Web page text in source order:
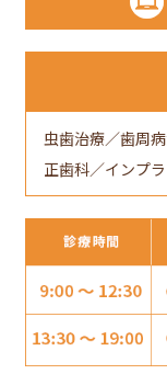
虫歯治療／歯周
正歯科／インプ